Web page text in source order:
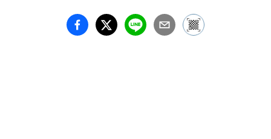
リエには本岡さん自身が
染色した紙が色ごとに棚